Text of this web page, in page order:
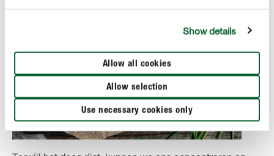
Show details
Allow all cookies
Allow selection
Use necessary cookies only